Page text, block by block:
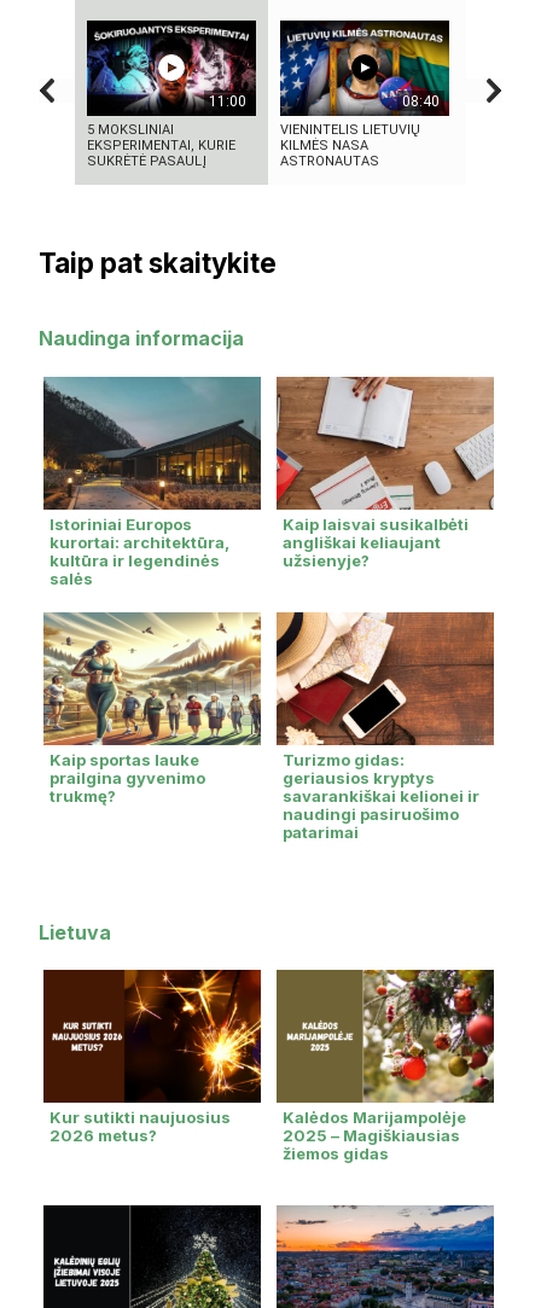
11:00
5 MOKSLINIAI
EKSPERIMENTAI, KURIE
SUKRĖTĖ PASAULĮ
08:40
VIENINTELIS LIETUVIŲ
KILMĖS NASA
ASTRONAUTAS
Taip pat skaitykite
Naudinga informacija
Istoriniai Europos
kurortai: architektūra,
kultūra ir legendinės
salės
Kaip laisvai susikalbėti
angliškai keliaujant
užsienyje?
Kaip sportas lauke
prailgina gyvenimo
trukmę?
Turizmo gidas:
geriausios kryptys
savarankiškai kelionei ir
naudingi pasiruošimo
patarimai
Lietuva
Kur sutikti naujuosius
2026 metus?
Kalėdos Marijampolėje
2025 – Magiškiausias
žiemos gidas